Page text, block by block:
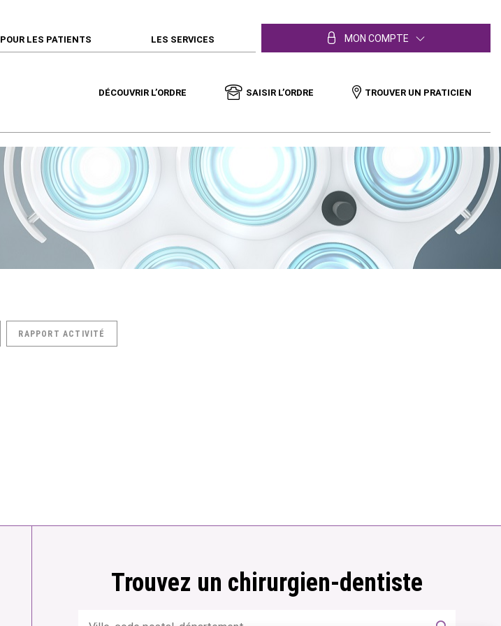
POUR LES PATIENTS LES SERVICES MON COMPTE
DÉCOUVRIR L’ORDRE SAISIR L’ORDRE TROUVER UN PRATICIEN
RAPPORT ACTIVITÉ
Trouvez un chirurgien-dentiste